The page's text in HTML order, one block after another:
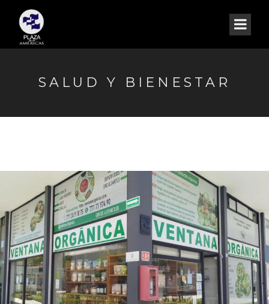
SALUD Y BIENESTAR